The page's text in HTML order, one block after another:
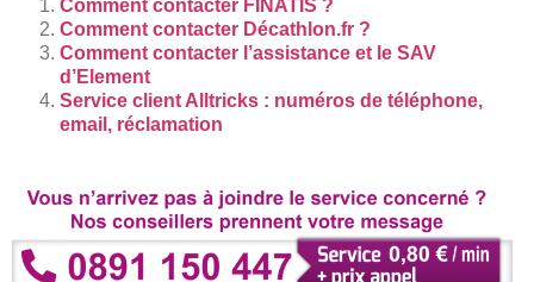
Comment contacter FINATIS ?
Comment contacter Décathlon.fr ?
Comment contacter l’assistance et le SAV
d’Element
Service client Alltricks : numéros de téléphone,
email, réclamation